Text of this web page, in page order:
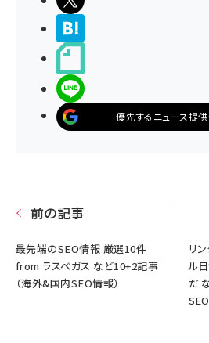
優先するニュース提
前の記事
最先端のSEO情報 厳選10件
from ラスベガス など10+2記事
（海外&国内SEO情報）
リ
ル
だ